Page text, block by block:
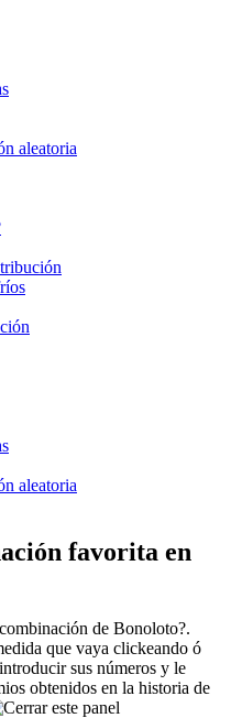
aleatoria
aleatoria
favorita en
de Bonoloto?.
que vaya clickeando ó
sus números y le
obtenidos en la historia de